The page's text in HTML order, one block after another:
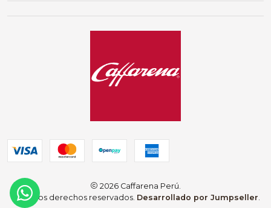
2026 Caffarena Perú.
Todos los derechos reservados. Desarrollado por Jumpseller